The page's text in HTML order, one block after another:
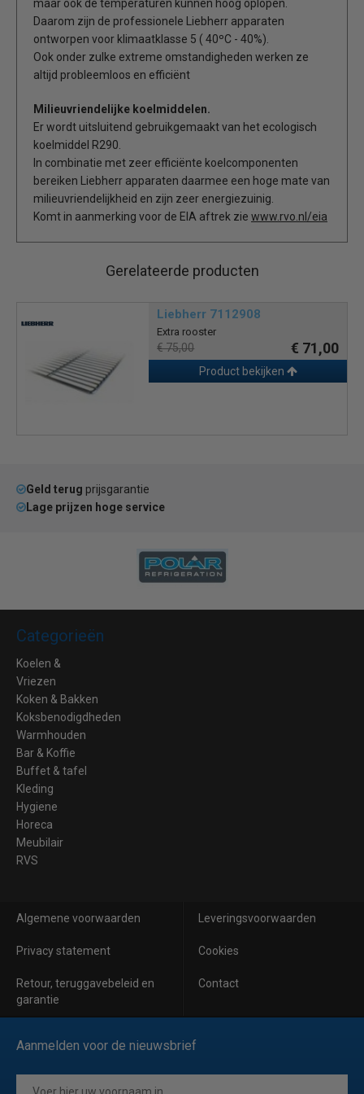
maar ook de temperaturen kunnen hoog oplopen.
Daarom zijn de professionele Liebherr apparaten
ontworpen voor klimaatklasse 5 ( 40ºC - 40%).
Ook onder zulke extreme omstandigheden werken ze
altijd probleemloos en efficiënt
Milieuvriendelijke koelmiddelen.
Er wordt uitsluitend gebruikgemaakt van het ecologisch
koelmiddel R290.
In combinatie met zeer efficiënte koelcomponenten
bereiken Liebherr apparaten daarmee een hoge mate van
milieuvriendelijkheid en zijn zeer energiezuinig.
Komt in aanmerking voor de EIA aftrek zie www.rvo.nl/eia
Gerelateerde producten
Liebherr 7112908
Extra rooster
€ 75,00 € 71,00
Product bekijken
Geld terug prijsgarantie
Lage prijzen hoge service
Categorieën
Koelen &
Vriezen
Koken & Bakken
Koksbenodigdheden
Warmhouden
Bar & Koffie
Buffet & tafel
Kleding
Hygiene
Horeca
Meubilair
RVS
Algemene voorwaarden Leveringsvoorwaarden
Privacy statement Cookies
Retour, teruggavebeleid en
garantie
Contact
Aanmelden voor de nieuwsbrief